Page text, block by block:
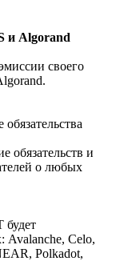
и Algorand
своего
обязательств и
о любых
будет
Avalanche, Celo,
Polkadot,